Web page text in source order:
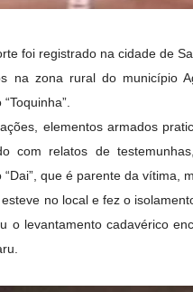
foi registrado na cidade de
na zona rural do município
elementos armados
com relatos de
que é parente da vítima,
no local e fez o
o levantamento cadavérico